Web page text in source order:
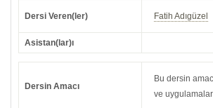
Dersi Veren(ler) Fatih Adıgüzel
Asistan(lar)ı
Dersin Amacı
Bu dersin
ve